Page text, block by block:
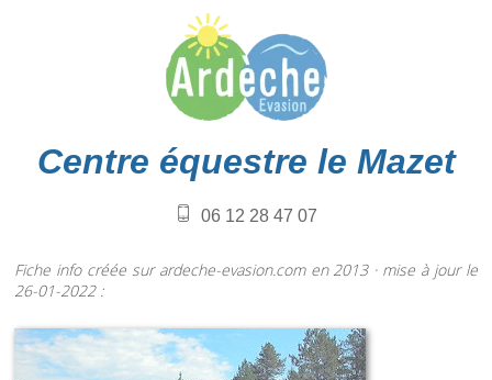
Centre équestre le Mazet
06 12 28 47 07
Fiche info créée sur ardeche-evasion.com en 2013 · mise à jour le
26-01-2022 :